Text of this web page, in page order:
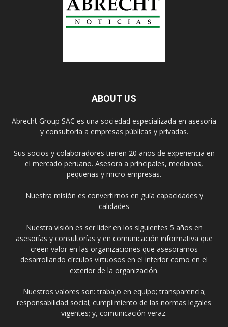
ABOUT US
Abrecht Group SAC es una sociedad especializada en asesoría
y consultoría a empresas públicas y privadas.
Sus socios y colaboradores tienen 20 años de experiencia en
el mercado peruano. Asesora a principales, medianas,
pequeñas y micro empresas.
Nuestra misión es convertirnos en guía capacidades y
calidades
Nuestra visión es ser líder en los siguientes 5 años en
asesorías y consultorías y en comunicación informativa que
creen valor en las organizaciones que asesoramos
desarrollando círculos virtuosos en el interior como en el
exterior de la organización.
Nuestros valores son: trabajo en equipo; transparencia;
responsabilidad social; cumplimiento de las normas legales
vigentes; y, comunicación veraz.